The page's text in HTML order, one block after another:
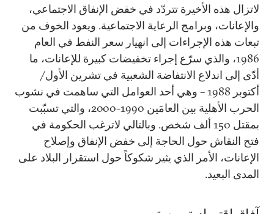
لاتزال هذه الأخيرة تتردّد في خفض الإنفاق الاجتماعي،
والإعانات، وبرامج الرعاية الاجتماعية. ويعود الخوف من
تبعات هذه الإجراءات إلى انهيار سعر النفط في العام
1986، والذي سرّع إجراء تخفيضات كبيرة للإعانات، ما
أدّى إلى اندلاع الانتفاضة الشعبية في تشرين الأول/
أكتوبر 1988 – وهي أحد العوامل التي ساهمت في نشوب
الحرب الأهلية بين العامَين 1990-2000، والتي تسبّبت
بمقتل 150 ألف شخص. وبالتالي لاترغب الحكومة في
فتح النقاش حول الحاجة إلى خفض الإنفاق وإصلاح
الإعانات، الأمر الذي يثير شكوكاً حول استقرار البلاد على
المدى البعيد.